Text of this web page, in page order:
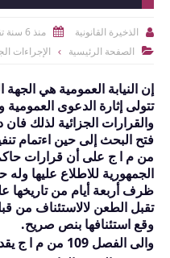
 الذخيرة القانونية  منذ 6 سنة تقريبا
 الصفحة الرئيسية الإجراءات
إن النيابة العمومية هي الجهة
تتولى إثارة الدعوى العمومية
والقرارات الجزائية لذلك
فتح البحث إلى حين اءتمام
من م ا ج على أن قرارات
الجمهورية للاطلاع عليها
ظرف أربعة أيام من تاريخها
تقبل الطعن لالاستئناف من
وقع استئنافها بنص صريح.
والى الفصل 109 من م ا ج